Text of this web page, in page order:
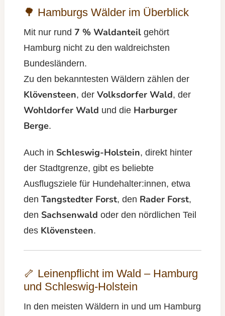
🌳 Hamburgs Wälder im Überblick
Mit nur rund 7 % Waldanteilgehört
Hamburg nicht zu den waldreichsten
Bundesländern.
Zu den bekanntesten Wäldern zählen der
Klövensteen, der Volksdorfer Wald, der
Wohldorfer Wald und die Harburger
Berge.
Auch in Schleswig-Holstein, direkt hinter
der Stadtgrenze, gibt es beliebte
Ausflugsziele für Hundehalter:innen, etwa
den Tangstedter Forst, den Rader Forst,
den Sachsenwald oder den nördlichen Teil
des Klövensteen.
🦴 Leinenpflicht im Wald – Hamburg
und Schleswig-Holstein
In den meisten Wäldern in und um Hamburg